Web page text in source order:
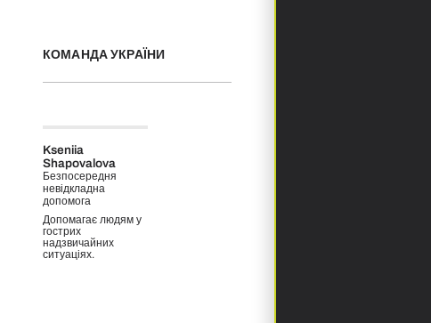
КОМАНДА УКРАЇНИ
Kseniia
Shapovalova
Безпосередня
невідкладна
допомога
Допомагає людям у
гострих
надзвичайних
ситуаціях.